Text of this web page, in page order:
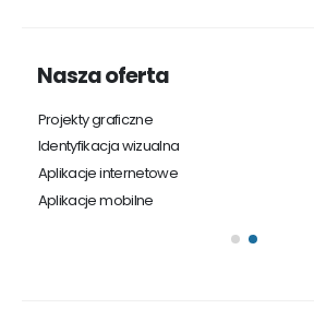
Nasza oferta
Projekty graficzne
Identyfikacja wizualna
Aplikacje internetowe
Aplikacje mobilne